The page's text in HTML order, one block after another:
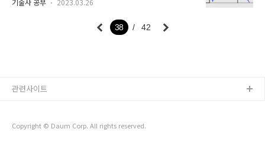
로를 깔고 다리를 놓기까지 하며 이익을 봅니다..
각형은 도형 중에서 힘을 받을 때 가장 튼튼한 도형입니다. 각을
가진 도형 중에서 말이죠. 원이 가장 튼튼하겠지만 완벽한 원을
입니다. 잉여공간이..
기술사 공부 2023.03.26
38 42
Copyright © Daum Corp. All rights reserved.
관련사이트